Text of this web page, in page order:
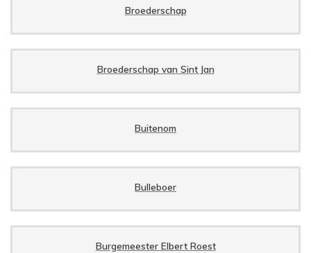
Broederschap
Broederschap van Sint Jan
Buitenom
Bulleboer
Burgemeester Elbert Roest